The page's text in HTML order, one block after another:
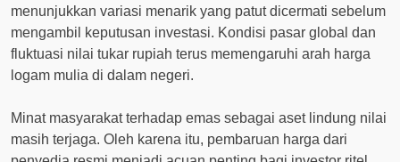
menunjukkan variasi menarik yang patut dicermati sebelum
mengambil keputusan investasi. Kondisi pasar global dan
fluktuasi nilai tukar rupiah terus memengaruhi arah harga
logam mulia di dalam negeri.
Minat masyarakat terhadap emas sebagai aset lindung nilai
masih terjaga. Oleh karena itu, pembaruan harga dari